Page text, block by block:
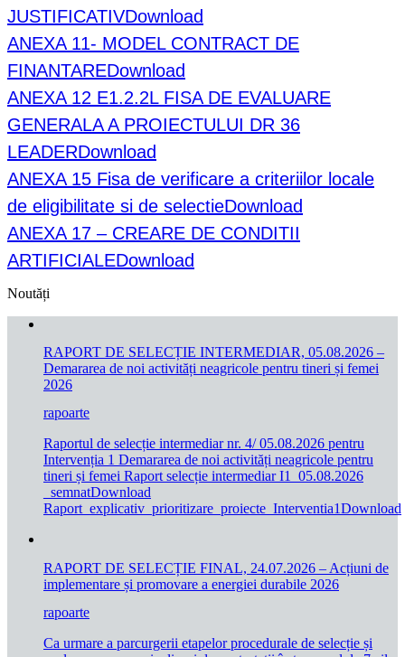
JUSTIFICATIVDownload
ANEXA 11- MODEL CONTRACT DE
FINANTAREDownload
ANEXA 12 E1.2.2L FISA DE EVALUARE
GENERALA A PROIECTULUI DR 36
LEADERDownload
ANEXA 15 Fisa de verificare a criteriilor locale
de eligibilitate si de selectieDownload
ANEXA 17 – CREARE DE CONDITII
ARTIFICIALEDownload
Noutăți
RAPORT DE SELECȚIE INTERMEDIAR, 05.08.2026 –
Demararea de noi activități neagricole pentru tineri și femei
2026
rapoarte
Raportul de selecție intermediar nr. 4/ 05.08.2026 pentru
Intervenția 1 Demararea de noi activități neagricole pentru
tineri și femei Raport selecție intermediar I1_05.08.2026
_semnatDownload
Raport_explicativ_prioritizare_proiecte_Interventia1Download
RAPORT DE SELECȚIE FINAL, 24.07.2026 – Acțiuni de
implementare și promovare a energiei durabile 2026
rapoarte
Ca urmare a parcurgerii etapelor procedurale de selecție și